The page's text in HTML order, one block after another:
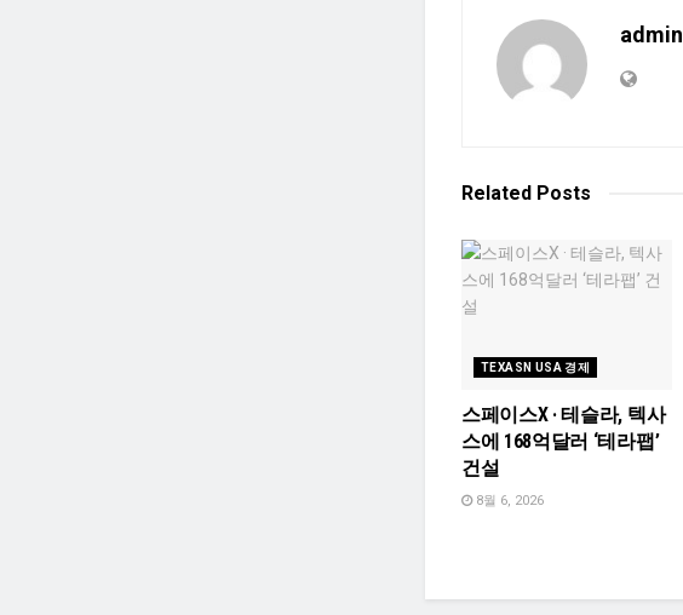
admin
Related Posts
TEXASN USA 경제
스페이스X · 테슬라, 텍사
스에 168억달러 ‘테라팹’
건설
8월 6, 2026